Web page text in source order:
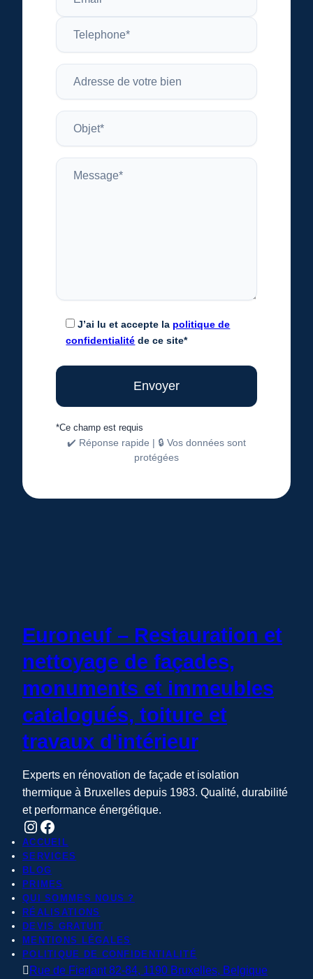
J’ai lu et accepte la politique de
confidentialité de ce site*
*Ce champ est requis
✔️ Réponse rapide | 🔒 Vos données sont
protégées
Euroneuf – Restauration et
nettoyage de façades,
monuments et immeubles
catalogués, toiture et
travaux d'intérieur
Experts en rénovation de façade et isolation
thermique à Bruxelles depuis 1983. Qualité, durabilité
et performance énergétique.
Instagram Facebook
ACCUEIL
SERVICES
BLOG
PRIMES
QUI SOMMES NOUS ?
RÉALISATIONS
DEVIS GRATUIT
MENTIONS LÉGALES
POLITIQUE DE CONFIDENTIALITÉ
 Rue de Fierlant 82-84, 1190 Bruxelles, Belgique